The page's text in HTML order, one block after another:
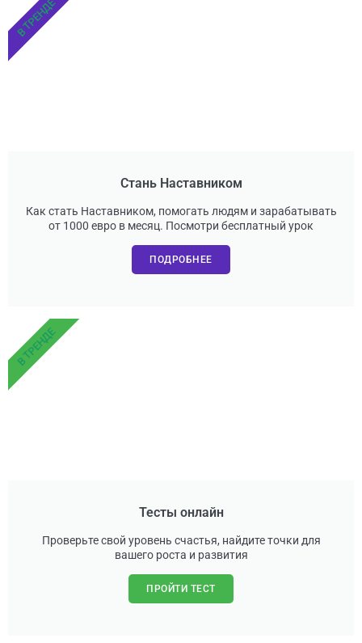
Стань Наставником
Как стать Наставником, помогать людям и зарабатывать
от 1000 евро в месяц. Посмотри бесплатный урок
ПОДРОБНЕЕ
В ТРЕНДЕ
Тесты онлайн
Проверьте свой уровень счастья, найдите точки для
вашего роста и развития
ПРОЙТИ ТЕСТ
В ТРЕНДЕ